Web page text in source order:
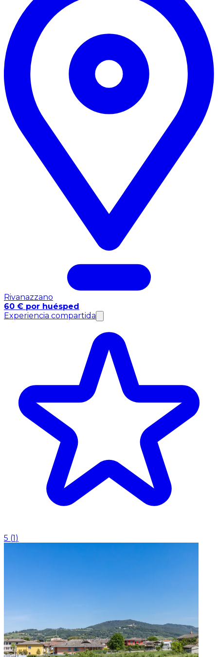
Rivanazzano
60 € por huésped
Experiencia compartida
5 (1 )